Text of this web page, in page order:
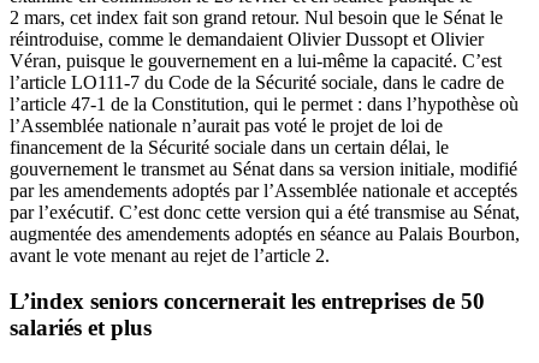
2 mars, cet index fait son grand retour. Nul besoin que le Sénat le
réintroduise, comme le demandaient Olivier Dussopt et Olivier
Véran, puisque le gouvernement en a lui-même la capacité. C’est
l’article LO111-7 du Code de la Sécurité sociale, dans le cadre de
l’article 47-1 de la Constitution, qui le permet : dans l’hypothèse où
l’Assemblée nationale n’aurait pas voté le projet de loi de
financement de la Sécurité sociale dans un certain délai, le
gouvernement le transmet au Sénat dans sa version initiale, modifié
par les amendements adoptés par l’Assemblée nationale et acceptés
par l’exécutif. C’est donc cette version qui a été transmise au Sénat,
augmentée des amendements adoptés en séance au Palais Bourbon,
avant le vote menant au rejet de l’article 2.
L’index seniors concernerait les entreprises de 50
salariés et plus